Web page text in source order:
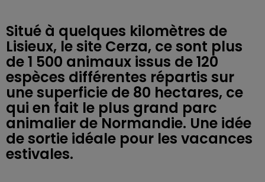
Situé à quelques kilomètres de
Lisieux, le site Cerza, ce sont plus
de 1 500 animaux issus de 120
espèces différentes répartis sur
une superficie de 80 hectares, ce
qui en fait le plus grand parc
animalier de Normandie. Une idée
de sortie idéale pour les vacances
estivales.